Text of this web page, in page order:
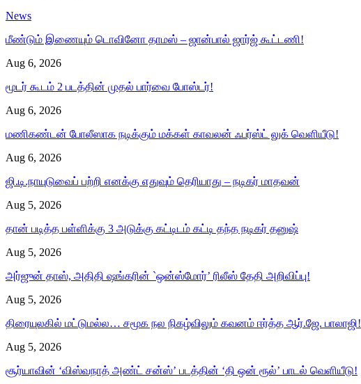
News
மீண்டும் இணையும் டொவினோ தாமஸ் – ஜான்பால் ஜார்ஜ் கூட்டணி!
Aug 6, 2026
மூடர் கூடம் 2 படத்தின் முதல் பார்வை போஸ்டர்!
Aug 6, 2026
மணிகண்டன் போலீஸாக நடிக்கும் மக்கள் காவலன் ஃபர்ஸ்ட் லுக் வெளியீடு!
Aug 6, 2026
ஜி.டி.நாயுடுவைப் பற்றி எனக்கு எதுவும் தெரியாது – நடிகர் மாதவன்
Aug 5, 2026
தான் படித்த பள்ளிக்கு 3 அடுக்கு கட்டிடம் கட்டி தந்த நடிகர் தனுஷ்
Aug 5, 2026
அர்ஜுன் தாஸ், அதிதி ஷங்கரின் `ஒன்ஸ்மோர்’ ரிலீஸ் தேதி அறிவிப்பு!
Aug 5, 2026
திரையுலகில் மட்டுமல்ல… சமூக நல நிகழ்விலும் கவனம் ஈர்த்த ஆர்.ஜே. பாலாஜி!
Aug 5, 2026
சூர்யாவின் ‘விஸ்வநாத் அண்ட் சன்ஸ்’ படத்தின் ‘தி ஒன் ரூல்’ பாடல் வெளியீடு!